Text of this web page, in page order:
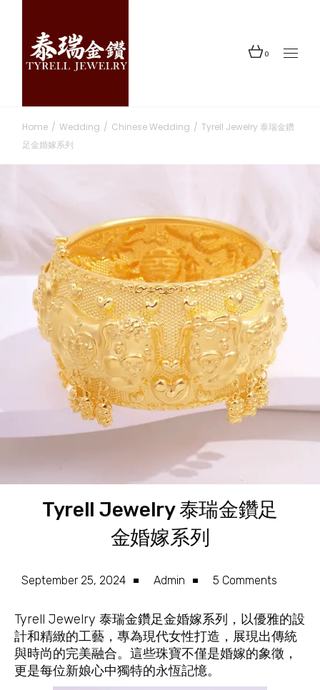
0
Home Wedding Chinese Wedding
Tyrell Jewelry 泰瑞金鑽
足金婚嫁系列
Tyrell Jewelry 泰瑞金鑽足
金婚嫁系列
September 25, 2024 Admin 5 Comments
Tyrell Jewelry 泰瑞金鑽足金婚嫁系列，以優雅的設
計和精緻的工藝，專為現代女性打造，展現出傳統
與時尚的完美融合。這些珠寶不僅是婚嫁的象徵，
更是每位新娘心中獨特的永恆記憶。